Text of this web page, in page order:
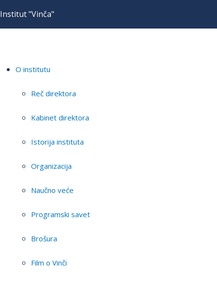
Institut "Vinča"
O institutu
Reč direktora
Kabinet direktora
Istorija instituta
Organizacija
Naučno veće
Programski savet
Brošura
Film o Vinči